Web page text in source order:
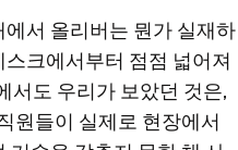
서 올리버는 뭔가 실재하
크에서부터 점점 넓어져
서도 우리가 보았던 것은,
원들이 실제로 현장에서